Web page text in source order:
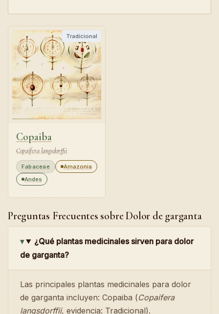
Tradicional
Copaiba
Copaifera langsdorffii
Fabaceae
Amazonia
Andes
Preguntas Frecuentes sobre Dolor de garganta
¿Qué plantas medicinales sirven para dolor
de garganta?
Las principales plantas medicinales para dolor
de garganta incluyen: Copaiba (Copaifera
langsdorffii, evidencia: Tradicional).